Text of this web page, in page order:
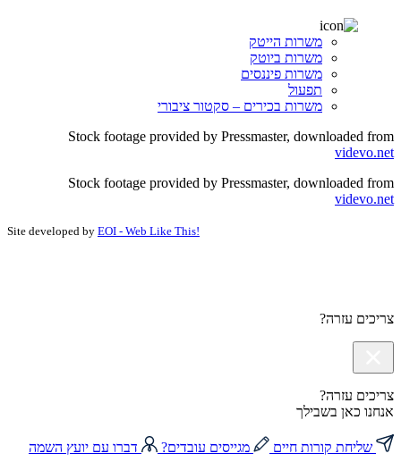
משרות הייטק
משרות ביוטק
משרות פיננסים
תפעול
משרות בכירים – סקטור ציבורי
Stock footage provided by Pressmaster, downloaded from
videvo.net
Stock footage provided by Pressmaster, downloaded from
videvo.net
Site developed by EOI - Web Like This!
צריכים עזרה?
צריכים עזרה?
אנחנו כאן בשבילך
שליחת קורות חיים מגייסים עובדים? דברו עם יועץ השמה